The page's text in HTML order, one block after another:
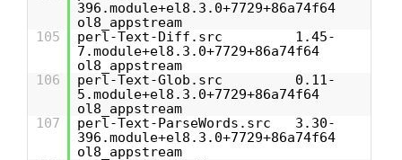
396.module+el8.3.0+7729+86a74f64
ol8_appstream
105
perl-Text-Diff.src 1.45-
7.module+el8.3.0+7729+86a74f64
ol8_appstream
106
perl-Text-Glob.src 0.11-
5.module+el8.3.0+7729+86a74f64
ol8_appstream
107
perl-Text-ParseWords.src 3.30-
396.module+el8.3.0+7729+86a74f64
ol8_appstream